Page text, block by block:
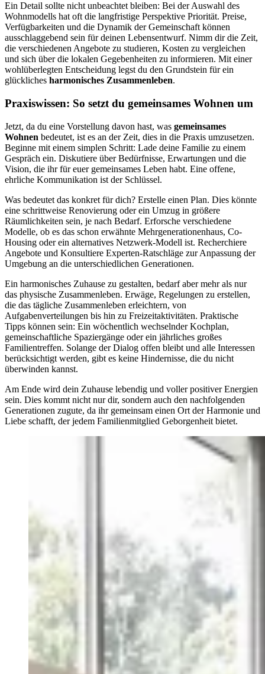
Ein Detail sollte nicht unbeachtet bleiben: Bei der Auswahl des
Wohnmodells hat oft die langfristige Perspektive Priorität. Preise,
Verfügbarkeiten und die Dynamik der Gemeinschaft können
ausschlaggebend sein für deinen Lebensentwurf. Nimm dir die Zeit,
die verschiedenen Angebote zu studieren, Kosten zu vergleichen
und sich über die lokalen Gegebenheiten zu informieren. Mit einer
wohlüberlegten Entscheidung legst du den Grundstein für ein
glückliches harmonisches Zusammenleben.
Praxiswissen: So setzt du gemeinsames Wohnen um
Jetzt, da du eine Vorstellung davon hast, was gemeinsames
Wohnen bedeutet, ist es an der Zeit, dies in die Praxis umzusetzen.
Beginne mit einem simplen Schritt: Lade deine Familie zu einem
Gespräch ein. Diskutiere über Bedürfnisse, Erwartungen und die
Vision, die ihr für euer gemeinsames Leben habt. Eine offene,
ehrliche Kommunikation ist der Schlüssel.
Was bedeutet das konkret für dich? Erstelle einen Plan. Dies könnte
eine schrittweise Renovierung oder ein Umzug in größere
Räumlichkeiten sein, je nach Bedarf. Erforsche verschiedene
Modelle, ob es das schon erwähnte Mehrgenerationenhaus, Co-
Housing oder ein alternatives Netzwerk-Modell ist. Recherchiere
Angebote und Konsultiere Experten-Ratschläge zur Anpassung der
Umgebung an die unterschiedlichen Generationen.
Ein harmonisches Zuhause zu gestalten, bedarf aber mehr als nur
das physische Zusammenleben. Erwäge, Regelungen zu erstellen,
die das tägliche Zusammenleben erleichtern, von
Aufgabenverteilungen bis hin zu Freizeitaktivitäten. Praktische
Tipps können sein: Ein wöchentlich wechselnder Kochplan,
gemeinschaftliche Spaziergänge oder ein jährliches großes
Familientreffen. Solange der Dialog offen bleibt und alle Interessen
berücksichtigt werden, gibt es keine Hindernisse, die du nicht
überwinden kannst.
Am Ende wird dein Zuhause lebendig und voller positiver Energien
sein. Dies kommt nicht nur dir, sondern auch den nachfolgenden
Generationen zugute, da ihr gemeinsam einen Ort der Harmonie und
Liebe schafft, der jedem Familienmitglied Geborgenheit bietet.